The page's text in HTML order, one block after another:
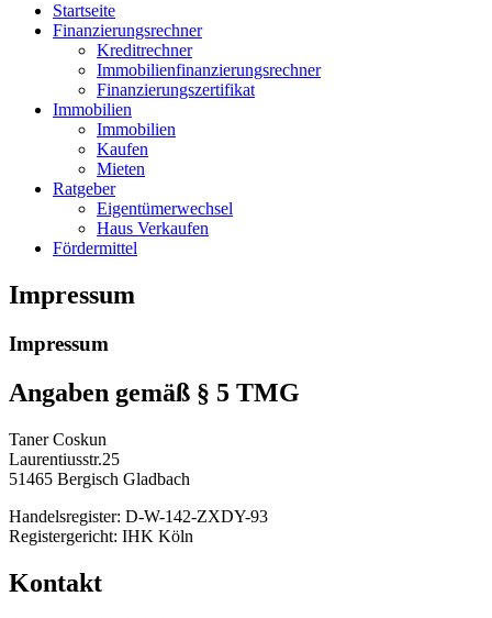
Startseite
Finanzierungsrechner
Kreditrechner
Immobilienfinanzierungsrechner
Finanzierungszertifikat
Immobilien
Immobilien
Kaufen
Mieten
Ratgeber
Eigentümerwechsel
Haus Verkaufen
Fördermittel
Impressum
Impressum
Angaben gemäß § 5 TMG
Taner Coskun
Laurentiusstr.25
51465 Bergisch Gladbach
Handelsregister: D-W-142-ZXDY-93
Registergericht: IHK Köln
Kontakt